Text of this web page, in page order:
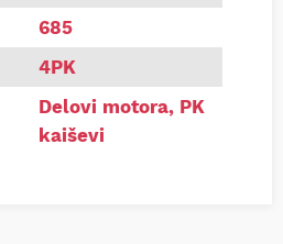
685
4PK
Delovi motora, PK
kaiševi